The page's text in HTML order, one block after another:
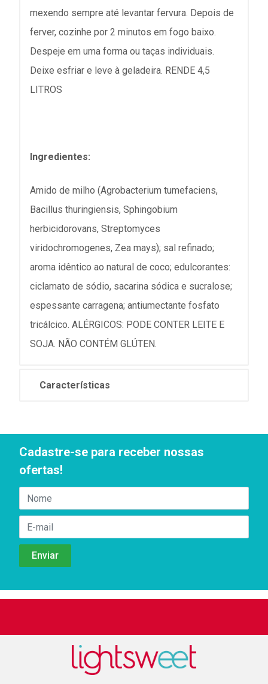
mexendo sempre até levantar fervura. Depois de
ferver, cozinhe por 2 minutos em fogo baixo.
Despeje em uma forma ou taças individuais.
Deixe esfriar e leve à geladeira. RENDE 4,5
LITROS
Ingredientes:
Amido de milho (Agrobacterium tumefaciens,
Bacillus thuringiensis, Sphingobium
herbicidorovans, Streptomyces
viridochromogenes, Zea mays); sal refinado;
aroma idêntico ao natural de coco; edulcorantes:
ciclamato de sódio, sacarina sódica e sucralose;
espessante carragena; antiumectante fosfato
tricálcico. ALÉRGICOS: PODE CONTER LEITE E
SOJA. NÃO CONTÉM GLÚTEN.
Características
Cadastre-se para receber nossas
ofertas!